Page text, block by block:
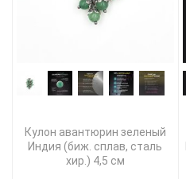
Кулон авантюрин зеленый
Индия (биж. сплав, сталь
хир.) 4,5 см